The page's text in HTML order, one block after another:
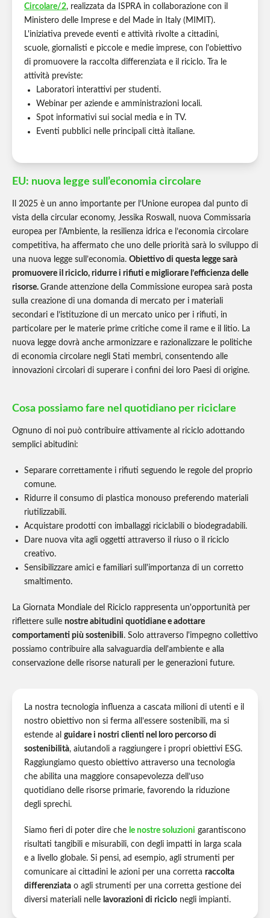
Circolare/2, realizzata da ISPRA in collaborazione con il
Ministero delle Imprese e del Made in Italy (MIMIT).
L'iniziativa prevede eventi e attività rivolte a cittadini,
scuole, giornalisti e piccole e medie imprese, con l'obiettivo
di promuovere la raccolta differenziata e il riciclo. Tra le
attività previste:
Laboratori interattivi per studenti.
Webinar per aziende e amministrazioni locali.
Spot informativi sui social media e in TV.
Eventi pubblici nelle principali città italiane.
EU: nuova legge sull’economia circolare
Il 2025 è un anno importante per l’Unione europea dal punto di
vista della circular economy, Jessika Roswall, nuova Commissaria
europea per l’Ambiente, la resilienza idrica e l’economia circolare
competitiva, ha affermato che uno delle priorità sarà lo sviluppo di
una nuova legge sull’economia. Obiettivo di questa legge sarà
promuovere il riciclo, ridurre i rifiuti e migliorare l’efficienza delle
risorse. Grande attenzione della Commissione europea sarà posta
sulla creazione di una domanda di mercato per i materiali
secondari e l’istituzione di un mercato unico per i rifiuti, in
particolare per le materie prime critiche come il rame e il litio. La
nuova legge dovrà anche armonizzare e razionalizzare le politiche
di economia circolare negli Stati membri, consentendo alle
innovazioni circolari di superare i confini dei loro Paesi di origine.
Cosa possiamo fare nel quotidiano per riciclare
Ognuno di noi può contribuire attivamente al riciclo adottando
semplici abitudini:
Separare correttamente i rifiuti seguendo le regole del proprio
comune.
Ridurre il consumo di plastica monouso preferendo materiali
riutilizzabili.
Acquistare prodotti con imballaggi riciclabili o biodegradabili.
Dare nuova vita agli oggetti attraverso il riuso o il riciclo
creativo.
Sensibilizzare amici e familiari sull'importanza di un corretto
smaltimento.
La Giornata Mondiale del Riciclo rappresenta un'opportunità per
riflettere sulle nostre abitudini quotidiane e adottare
comportamenti più sostenibili. Solo attraverso l'impegno collettivo
possiamo contribuire alla salvaguardia dell'ambiente e alla
conservazione delle risorse naturali per le generazioni future.
La nostra tecnologia influenza a cascata milioni di utenti e il
nostro obiettivo non si ferma all’essere sostenibili, ma si
estende al guidare i nostri clienti nel loro percorso di
sostenibilità, aiutandoli a raggiungere i propri obiettivi ESG.
Raggiungiamo questo obiettivo attraverso una tecnologia
che abilita una maggiore consapevolezza dell’uso
quotidiano delle risorse primarie, favorendo la riduzione
degli sprechi.
Siamo fieri di poter dire che le nostre soluzioni garantiscono
risultati tangibili e misurabili, con degli impatti in larga scala
e a livello globale. Si pensi, ad esempio, agli strumenti per
comunicare ai cittadini le azioni per una corretta raccolta
differenziata o agli strumenti per una corretta gestione dei
diversi materiali nelle lavorazioni di riciclo negli impianti.